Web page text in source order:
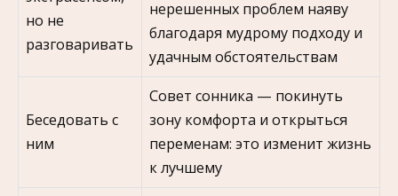
но не
разговаривать
нерешенных проблем наяву
благодаря мудрому подходу и
удачным обстоятельствам
Беседовать с
ним
Совет сонника — покинуть
зону комфорта и открыться
переменам: это изменит жизнь
к лучшему